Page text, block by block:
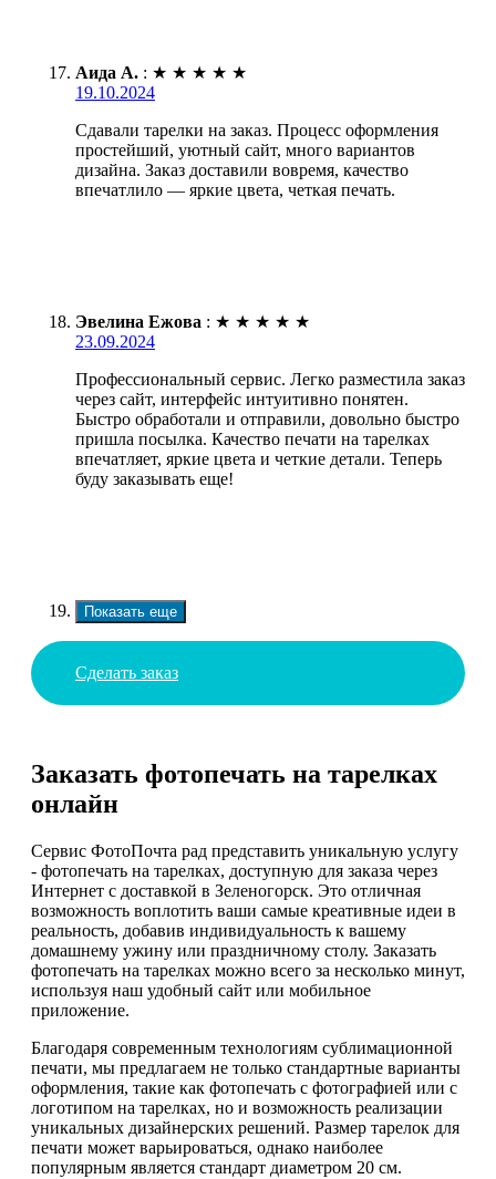
Аида А. : ★ ★ ★ ★ ★
19.10.2024
Сдавали тарелки на заказ. Процесс оформления
простейший, уютный сайт, много вариантов
дизайна. Заказ доставили вовремя, качество
впечатлило — яркие цвета, четкая печать.
Эвелина Ежова : ★ ★ ★ ★ ★
23.09.2024
Профессиональный сервис. Легко разместила заказ
через сайт, интерфейс интуитивно понятен.
Быстро обработали и отправили, довольно быстро
пришла посылка. Качество печати на тарелках
впечатляет, яркие цвета и четкие детали. Теперь
буду заказывать еще!
Показать еще
Сделать заказ
Заказать фотопечать на тарелках
онлайн
Сервис ФотоПочта рад представить уникальную услугу
- фотопечать на тарелках, доступную для заказа через
Интернет с доставкой в Зеленогорск. Это отличная
возможность воплотить ваши самые креативные идеи в
реальность, добавив индивидуальность к вашему
домашнему ужину или праздничному столу. Заказать
фотопечать на тарелках можно всего за несколько минут,
используя наш удобный сайт или мобильное
приложение.
Благодаря современным технологиям сублимационной
печати, мы предлагаем не только стандартные варианты
оформления, такие как фотопечать с фотографией или с
логотипом на тарелках, но и возможность реализации
уникальных дизайнерских решений. Размер тарелок для
печати может варьироваться, однако наиболее
популярным является стандарт диаметром 20 см.